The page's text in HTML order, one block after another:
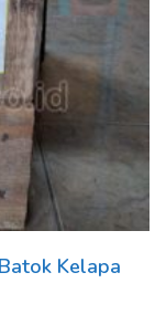
Kelapa